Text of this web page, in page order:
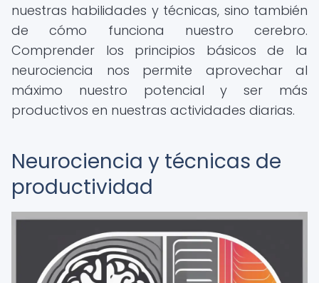
nuestras habilidades y técnicas, sino también
de cómo funciona nuestro cerebro.
Comprender los principios básicos de la
neurociencia nos permite aprovechar al
máximo nuestro potencial y ser más
productivos en nuestras actividades diarias.
Neurociencia y técnicas de
productividad